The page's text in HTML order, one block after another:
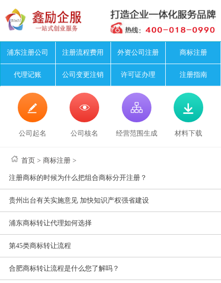
浦东注册公司 注册流程费用 外资公司注册 商标注册
代理记账 公司变更注销 许可证办理 注册指南

公司起名

公司核名

经营范围生成

材料下载
首页 >商标注册 >
注册商标的时候为什么把组合商标分开注册？
贵州出台有关实施意见 加快知识产权强省建设
浦东商标转让代理如何选择
第45类商标转让流程
合肥商标转让流程是什么您了解吗？